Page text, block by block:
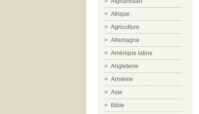
Afrique
Agriculture
Allemagne
Amérique latine
Angleterre
Arménie
Asie
Bible